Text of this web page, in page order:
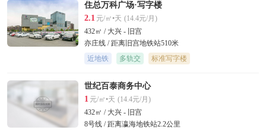
住总万科广场·写字楼
2.1 元/㎡•天 (14.4元/月)
432㎡ / 大兴 - 旧宫
亦庄线 / 距离旧宫地铁站510米
近地铁
多轨交 标准写字楼
世纪百泰商务中心
1 元/㎡•天 (14.4元/月)
432㎡ / 大兴 - 旧宫
8号线 / 距离瀛海地铁站2.2公里